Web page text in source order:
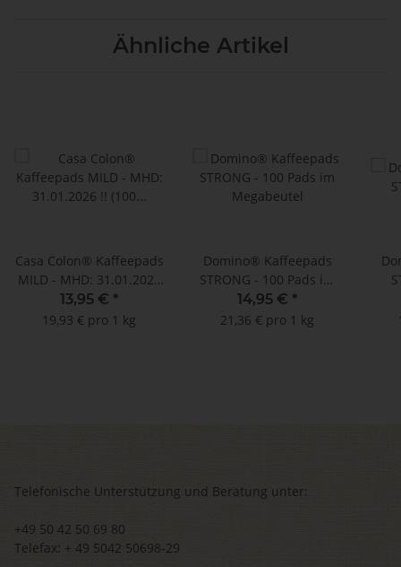
Ähnliche Artikel
Casa Colon® Kaffeepads
MILD - MHD: 31.01.2026
!! (100 Pads im
Megabeutel)
13,95 € *
19,93 € pro 1 kg
Domino® Kaffeepads
STRONG - 100 Pads im
Megabeutel
14,95 € *
21,36 € pro 1 kg
Telefonische Unterstützung und Beratung unter:
+49 50 42 50 69 80
Telefax: + 49 5042 50698-29